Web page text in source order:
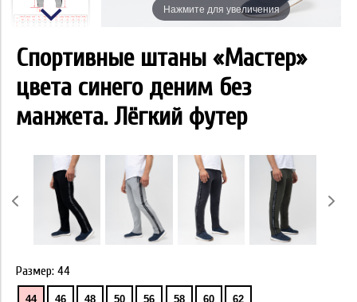
Нажмите для увеличения
Спортивные штаны «Мастер»
цвета синего деним без
манжета. Лёгкий футер
Размер: 44
44 46 48 50 56 58 60 62